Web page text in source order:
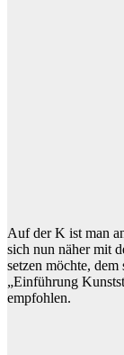
Auf der K ist man
sich nun näher mit
setzen möchte,
„Einführung
empfohlen.